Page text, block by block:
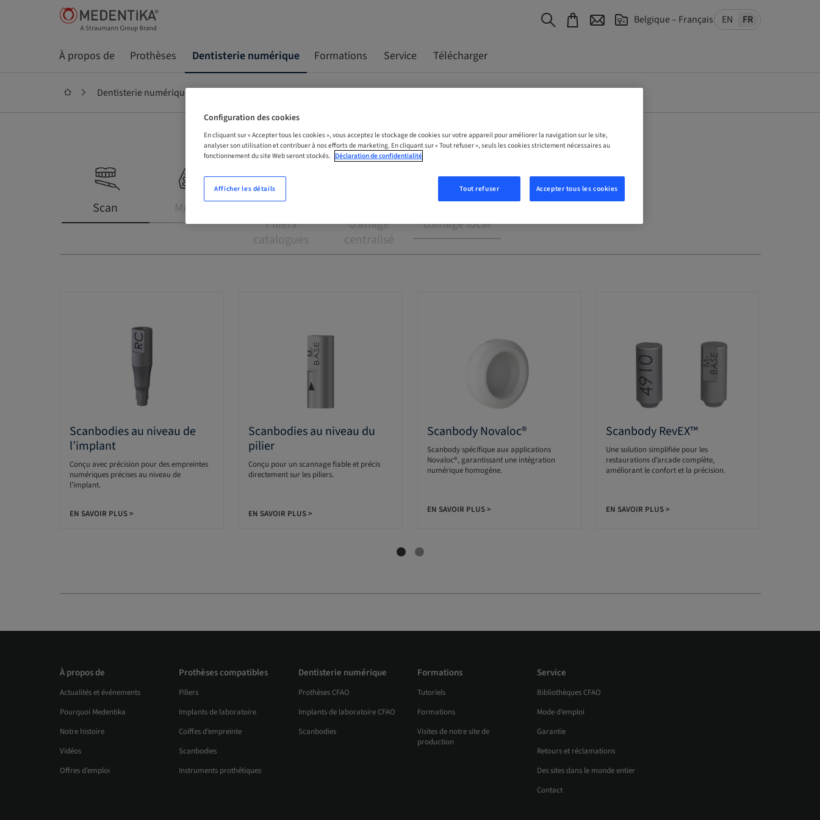
Belgique – Français EN FR
À propos de Prothèses Dentisterie numérique Formations Service Télécharger
Dentisterie numérique
Scan Modèle
Piliers
catalogues
Usinage
centralisé
Usinage local
Scanbodies au niveau de
l’implant
Conçu avec précision pour des empreintes
numériques précises au niveau de
l’implant.
EN SAVOIR PLUS >
Scanbodies au niveau du
pilier
Conçu pour un scannage fiable et précis
directement sur les piliers.
EN SAVOIR PLUS >
Scanbody Novaloc®
Scanbody spécifique aux applications
Novaloc®, garantissant une intégration
numérique homogène.
EN SAVOIR PLUS >
Scanbody RevEX™
Une solution simplifiée pour les
restaurations d’arcade complète,
améliorant le confort et la précision.
EN SAVOIR PLUS >
À propos de
Actualités et événements
Pourquoi Medentika
Notre histoire
Vidéos
Offres d’emploi
Prothèses compatibles
Piliers
Implants de laboratoire
Coiffes d’empreinte
Scanbodies
Instruments prothétiques
Dentisterie numérique
Prothèses CFAO
Implants de laboratoire CFAO
Scanbodies
Formations
Tutoriels
Formations
Visites de notre site de
production
Service
Bibliothèques CFAO
Mode d’emploi
Garantie
Retours et réclamations
Des sites dans le monde entier
Contact
Configuration des cookies
En cliquant sur « Accepter tous les cookies », vous acceptez le stockage de cookies sur votre appareil pour améliorer la navigation sur le site,
analyser son utilisation et contribuer à nos efforts de marketing. En cliquant sur « Tout refuser », seuls les cookies strictement nécessaires au
fonctionnement du site Web seront stockés. Déclaration de confidentialité
Tout refuser Accepter tous les cookies
Afficher les détails